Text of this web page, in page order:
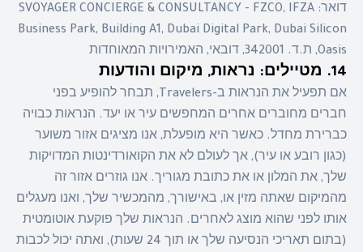
דואר: SVOYAGER CONCIERGE & CONSULTANCY - FZCO, IFZA
Business Park, Building A1, Dubai Digital Park, Dubai Silicon
Oasis, ת.ד. 342001, דובאי, האמירויות המאוחדות
14. מטיילים: נראות, מיקום והודעות
אם תפעיל את הנראות ב-Travelers, תבחר להופיע בפני
חברים מחוברים אחרים המחפשים עיר או יעד. הנראות כבויה
כברירת מחדל. כאשר היא מופעלת, אנו מציגים אזור משוער
(כגון רובע או עיר), אך לעולם לא את הקואורדינטות המדויקות
שלך, את המלון או את כתובת מגוריך. אנו גוזרים אזור זה
מהמיקום שאתה מזין או, באישורך, מהמכשיר שלך, ואנו מעגלים
אותו לפני שהוא מוצג לאחרים. הנראות שלך פוקעת אוטומטית
(בתום תאריכי הנסיעה שלך או תוך 24 שעות), ואתה יכול לכבות